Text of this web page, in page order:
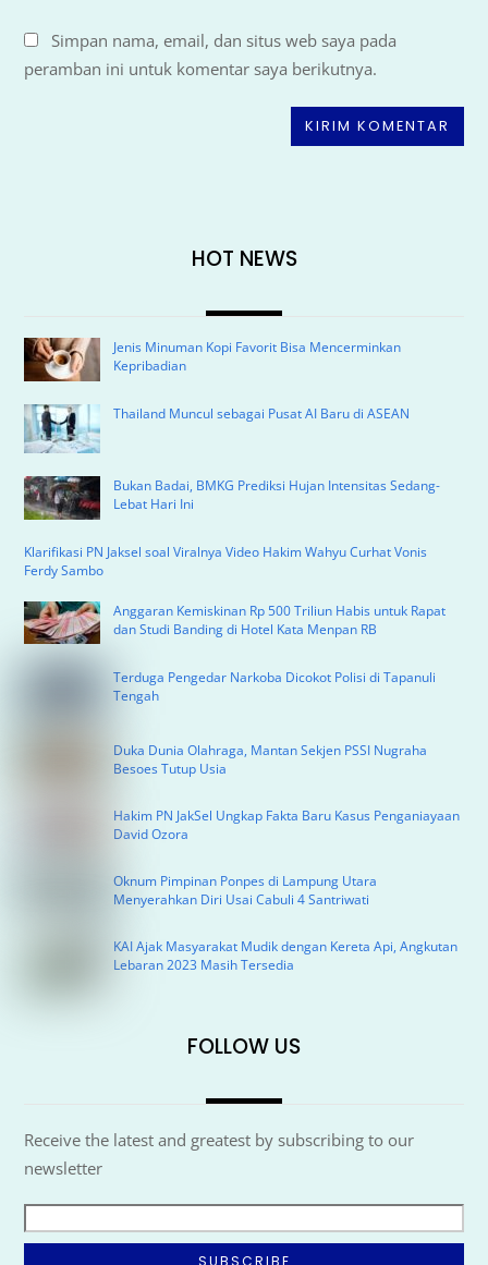
Simpan nama, email, dan situs web saya pada
peramban ini untuk komentar saya berikutnya.
HOT NEWS
Jenis Minuman Kopi Favorit Bisa Mencerminkan
Kepribadian
Thailand Muncul sebagai Pusat AI Baru di ASEAN
Bukan Badai, BMKG Prediksi Hujan Intensitas Sedang-
Lebat Hari Ini
Klarifikasi PN Jaksel soal Viralnya Video Hakim Wahyu Curhat Vonis
Ferdy Sambo
Anggaran Kemiskinan Rp 500 Triliun Habis untuk Rapat
dan Studi Banding di Hotel Kata Menpan RB
Terduga Pengedar Narkoba Dicokot Polisi di Tapanuli
Tengah
Duka Dunia Olahraga, Mantan Sekjen PSSI Nugraha
Besoes Tutup Usia
Hakim PN JakSel Ungkap Fakta Baru Kasus Penganiayaan
David Ozora
Oknum Pimpinan Ponpes di Lampung Utara
Menyerahkan Diri Usai Cabuli 4 Santriwati
KAI Ajak Masyarakat Mudik dengan Kereta Api, Angkutan
Lebaran 2023 Masih Tersedia
FOLLOW US
Receive the latest and greatest by subscribing to our
newsletter